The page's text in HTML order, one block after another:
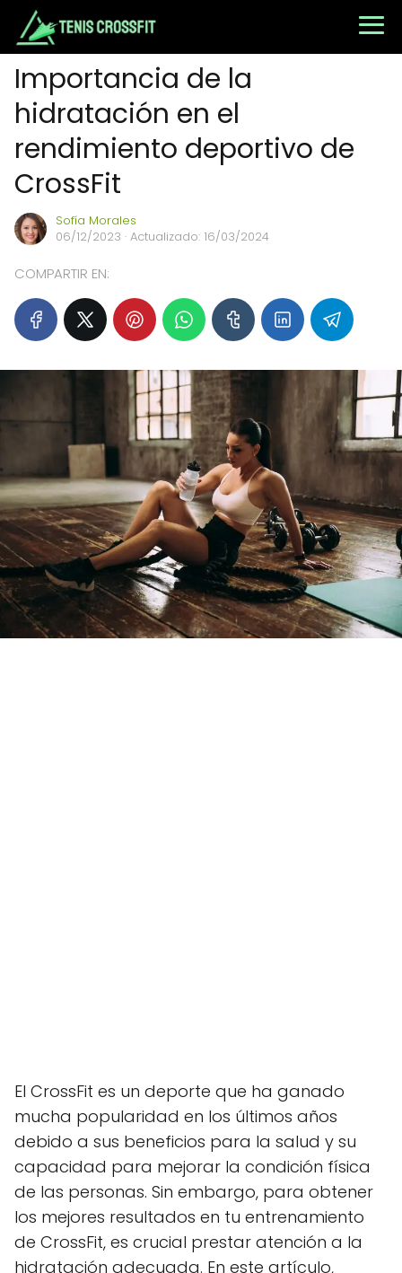
Importancia de la
hidratación en el
rendimiento deportivo de
CrossFit
Sofía Morales
06/12/2023 · Actualizado: 16/03/2024
COMPARTIR EN:
El CrossFit es un deporte que ha ganado
mucha popularidad en los últimos años
debido a sus beneficios para la salud y su
capacidad para mejorar la condición física
de las personas. Sin embargo, para obtener
los mejores resultados en tu entrenamiento
de CrossFit, es crucial prestar atención a la
hidratación adecuada. En este artículo,